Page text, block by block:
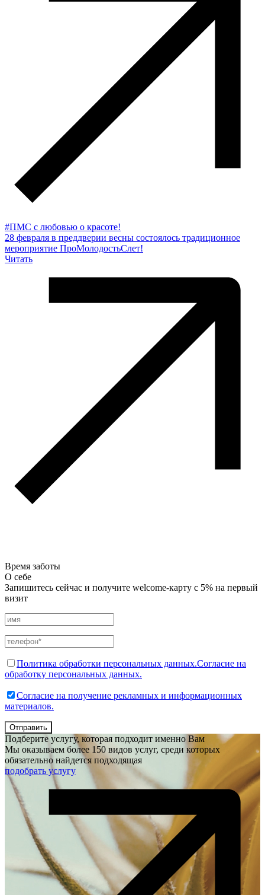
#ПМС с любовью о красоте!
28 февраля в преддверии весны состоялось традиционное
мероприятие ПроМолодостьСлет!
Читать
Время заботы
О себе
Запишитесь сейчас и получите welcome-карту с 5% на первый
визит
Политика обработки персональных данных.Согласие на
обработку персональных данных.
Согласие на получение рекламных и информационных
материалов.
Отправить
Подберите услугу, которая подходит именно Вам
Мы оказываем более 150 видов услуг, среди которых
обязательно найдется подходящая
подобрать услугу